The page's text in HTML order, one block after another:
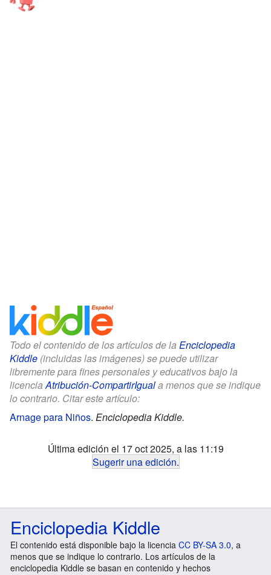
Todo el contenido de los artículos de la Enciclopedia
Kiddle (incluidas las imágenes) se puede utilizar
libremente para fines personales y educativos bajo la
licenciaAtribución-CompartirIguala menos que se indique
lo contrario. Citar este artículo:
Arnage para Niños. Enciclopedia Kiddle.
Última edición el 17 oct 2025, a las 11:19
Sugerir una edición.
Enciclopedia Kiddle
El contenido está disponible bajo la licencia CC BY-SA 3.0, a
menos que se indique lo contrario. Los artículos de la
enciclopedia Kiddle se basan en contenido y hechos